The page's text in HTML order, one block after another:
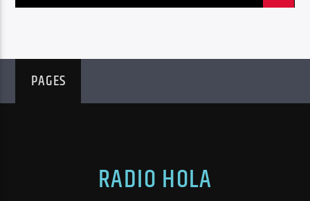
PAGES
RADIO HOLA